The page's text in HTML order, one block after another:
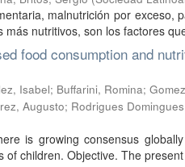
malnutrición por exceso,
más nutritivos, son los factores
food consumption and
Isabel; Buffarini, Romina;
Augusto; Rodrigues
is growing consensus
of children. Objective. The